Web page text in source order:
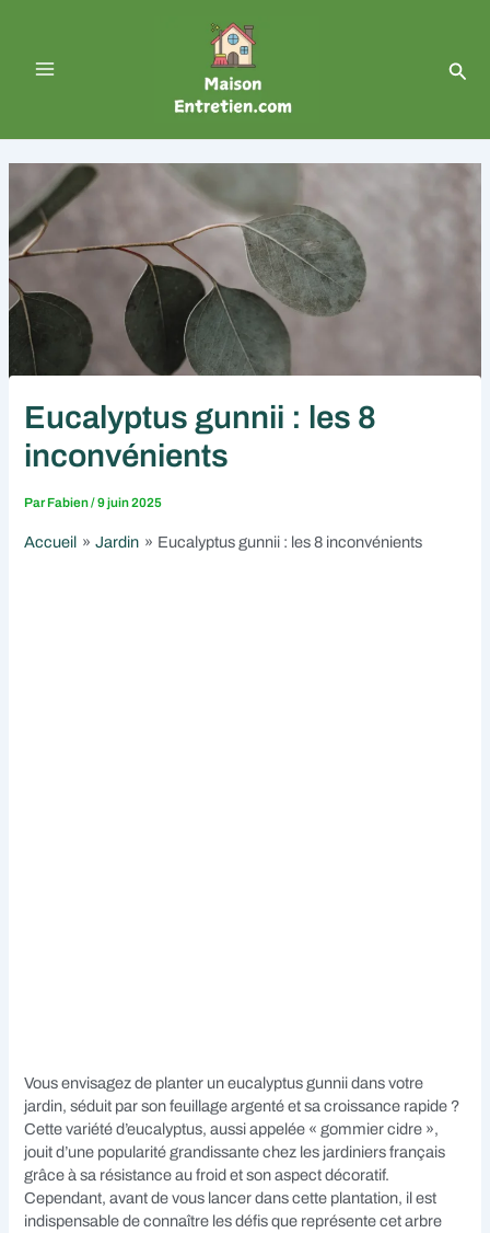
Menu
Eucalyptus gunnii : les 8
inconvénients
Par Fabien/9 juin 2025
Accueil Jardin Eucalyptus gunnii : les 8 inconvénients
Vous envisagez de planter un eucalyptus gunnii dans votre
jardin, séduit par son feuillage argenté et sa croissance rapide ?
Cette variété d’eucalyptus, aussi appelée « gommier cidre »,
jouit d’une popularité grandissante chez les jardiniers français
grâce à sa résistance au froid et son aspect décoratif.
Cependant, avant de vous lancer dans cette plantation, il est
indispensable de connaître les défis que représente cet arbre